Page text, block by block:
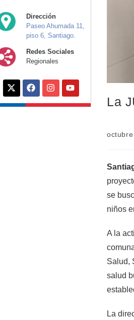
Dirección
Paseo Ahumada 11,
piso 6, Santiago.
Redes Sociales
Regionales
La
se
niños
A la
Salud,
salud
La